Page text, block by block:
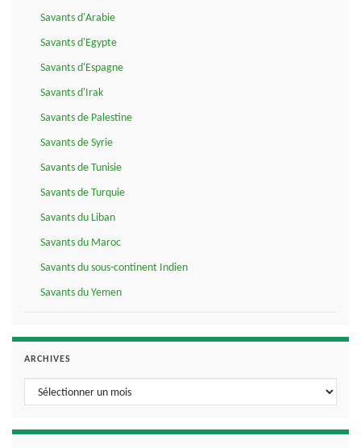
Savants d'Arabie
Savants d'Egypte
Savants d'Espagne
Savants d'Irak
Savants de Palestine
Savants de Syrie
Savants de Tunisie
Savants de Turquie
Savants du Liban
Savants du Maroc
Savants du sous-continent Indien
Savants du Yemen
ARCHIVES
Archives